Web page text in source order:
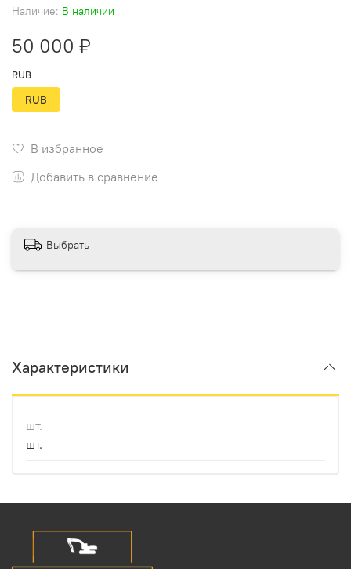
Наличие: В наличии
50 000 ₽
В избранное
Добавить в сравнение
RUB
RUB
Выбрать
Характеристики
шт.
шт.